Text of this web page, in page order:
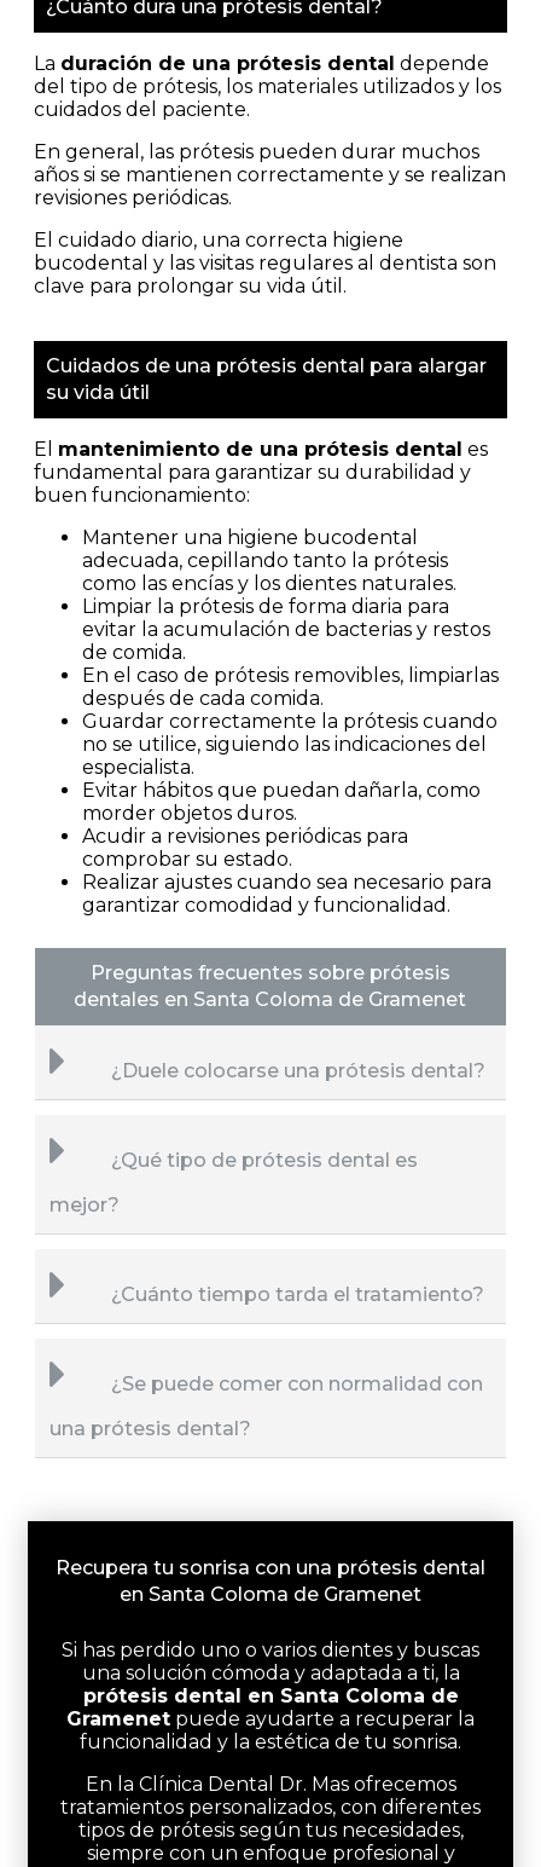
¿Cuánto dura una prótesis dental?
La duración de una prótesis dental depende
del tipo de prótesis, los materiales utilizados y los
cuidados del paciente.
En general, las prótesis pueden durar muchos
años si se mantienen correctamente y se realizan
revisiones periódicas.
El cuidado diario, una correcta higiene
bucodental y las visitas regulares al dentista son
clave para prolongar su vida útil.
Cuidados de una prótesis dental para alargar
su vida útil
El mantenimiento de una prótesis dental es
fundamental para garantizar su durabilidad y
buen funcionamiento:
Mantener una higiene bucodental
adecuada, cepillando tanto la prótesis
como las encías y los dientes naturales.
Limpiar la prótesis de forma diaria para
evitar la acumulación de bacterias y restos
de comida.
En el caso de prótesis removibles, limpiarlas
después de cada comida.
Guardar correctamente la prótesis cuando
no se utilice, siguiendo las indicaciones del
especialista.
Evitar hábitos que puedan dañarla, como
morder objetos duros.
Acudir a revisiones periódicas para
comprobar su estado.
Realizar ajustes cuando sea necesario para
garantizar comodidad y funcionalidad.
Preguntas frecuentes sobre prótesis
dentales en Santa Coloma de Gramenet
¿Duele colocarse una prótesis dental?
¿Qué tipo de prótesis dental es
mejor?
¿Cuánto tiempo tarda el tratamiento?
¿Se puede comer con normalidad con
una prótesis dental?
Recupera tu sonrisa con una prótesis dental
en Santa Coloma de Gramenet
Si has perdido uno o varios dientes y buscas
una solución cómoda y adaptada a ti, la
prótesis dental en Santa Coloma de
Gramenet puede ayudarte a recuperar la
funcionalidad y la estética de tu sonrisa.
En la Clínica Dental Dr. Masofrecemos
tratamientos personalizados, con diferentes
tipos de prótesis según tus necesidades,
siempre con un enfoque profesional y